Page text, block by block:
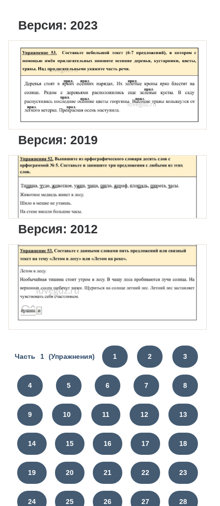
Версия: 2023
Версия: 2019
Версия: 2012
Часть 1 (Упражнения) 1 2 3
4 5 6 7 8
9 10 11 12 13
14 15 16 17 18
19 20 21 22 23
24 25 26 27 28